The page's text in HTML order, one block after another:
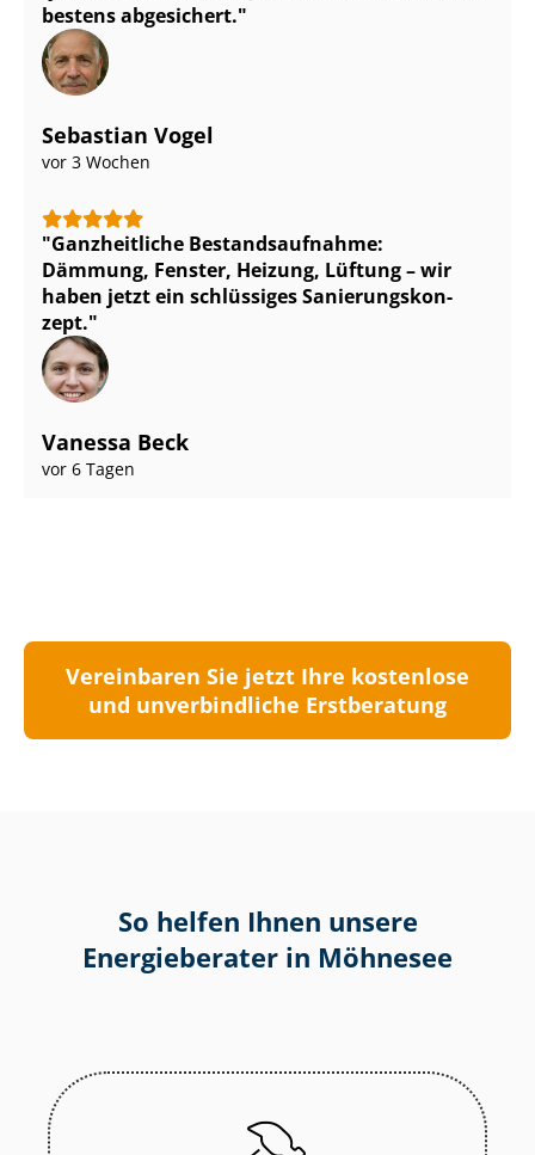
bestens abgesichert.
Sebastian Vogel
vor 3 Wochen
Ganzheitliche Be­stands­auf­nah­me:
Dämmung, Fenster, Heizung, Lüftung – wir
haben jetzt ein schlüssiges Sa­nie­rungs­kon­
zept.
Vanessa Beck
vor 6 Tagen
Vereinbaren Sie jetzt Ihre kostenlose
und unverbindliche Erstberatung
So helfen Ihnen unsere
Energieberater in Möhnesee